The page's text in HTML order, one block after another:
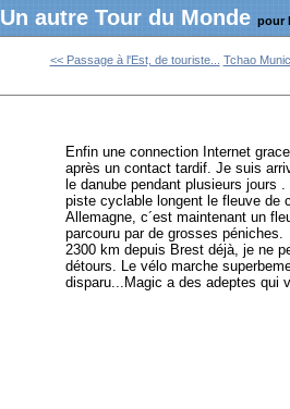
Un autre Tour du Monde pour
<< Passage à l'Est, de touriste... Tchao
Enfin une connection Internet gr
après un contact tardif. Je suis
le danube pendant plusieurs jours
piste cyclable longent le fleuve de
Allemagne, c´est maintenant un
parcouru par de grosses péniches.
2300 km depuis Brest déjà, je ne
détours. Le vélo marche
disparu...Magic a des adeptes qui